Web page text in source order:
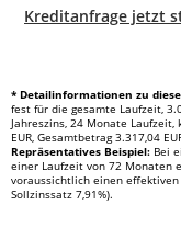
Kreditanfrage jetzt
* Detailinformationen zu
fest für die gesamte Laufzeit,
Jahreszins, 24 Monate
EUR, Gesamtbetrag 3.317,04
Repräsentatives Beispiel: Bei
einer Laufzeit von 72 Monaten
voraussichtlich einen effektiven
Sollzinssatz 7,91%).